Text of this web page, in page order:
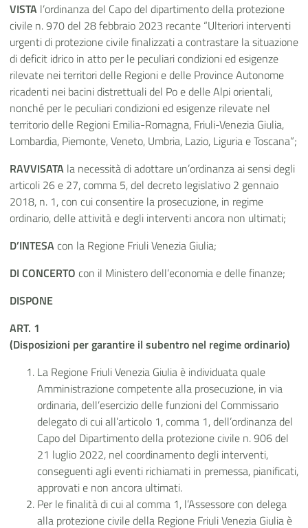
VISTA l’ordinanza del Capo del dipartimento della protezione
civile n. 970 del 28 febbraio 2023 recante “Ulteriori interventi
urgenti di protezione civile finalizzati a contrastare la situazione
di deficit idrico in atto per le peculiari condizioni ed esigenze
rilevate nei territori delle Regioni e delle Province Autonome
ricadenti nei bacini distrettuali del Po e delle Alpi orientali,
nonché per le peculiari condizioni ed esigenze rilevate nel
territorio delle Regioni Emilia-Romagna, Friuli-Venezia Giulia,
Lombardia, Piemonte, Veneto, Umbria, Lazio, Liguria e Toscana”;
RAVVISATA la necessità di adottare un’ordinanza ai sensi degli
articoli 26 e 27, comma 5, del decreto legislativo 2 gennaio
2018, n. 1, con cui consentire la prosecuzione, in regime
ordinario, delle attività e degli interventi ancora non ultimati;
D’INTESA con la Regione Friuli Venezia Giulia;
DI CONCERTO con il Ministero dell’economia e delle finanze;
DISPONE
ART. 1
(Disposizioni per garantire il subentro nel regime ordinario)
La Regione Friuli Venezia Giulia è individuata quale
Amministrazione competente alla prosecuzione, in via
ordinaria, dell’esercizio delle funzioni del Commissario
delegato di cui all’articolo 1, comma 1, dell’ordinanza del
Capo del Dipartimento della protezione civile n. 906 del
21 luglio 2022, nel coordinamento degli interventi,
conseguenti agli eventi richiamati in premessa, pianificati,
approvati e non ancora ultimati.
Per le finalità di cui al comma 1, l’Assessore con delega
alla protezione civile della Regione Friuli Venezia Giulia è